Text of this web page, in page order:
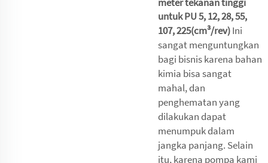
untuk PU 5, 12, 28, 55,
107, 225(cm³/rev)Ini
sangat menguntungkan
bagi bisnis karena bahan
kimia bisa sangat
mahal, dan
penghematan yang
dilakukan dapat
menumpuk dalam
jangka panjang. Selain
itu, karena pompa kami